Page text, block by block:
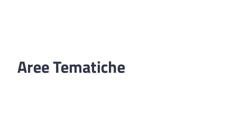
Aree Tematiche